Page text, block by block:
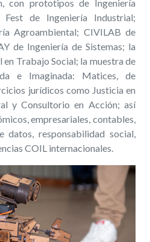
con prototipos de Ingeniería
de Ingeniería Industrial;
Agroambiental; CIVILAB de
de Ingeniería de Sistemas; la
Trabajo Social; la muestra de
e Imaginada: Matices, de
jurídicos como Justicia en
y Consultorio en Acción; así
empresariales, contables,
datos, responsabilidad social,
COIL internacionales.